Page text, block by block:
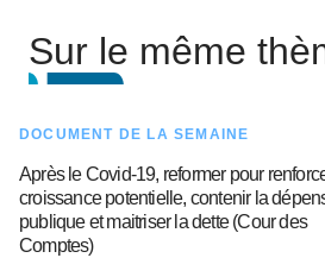
Sur le même
DOCUMENT DE LA SEMAINE
Après le Covid-19, reformer pour
croissance potentielle, contenir la
publique et maitriser la dette (Cour des
Comptes)